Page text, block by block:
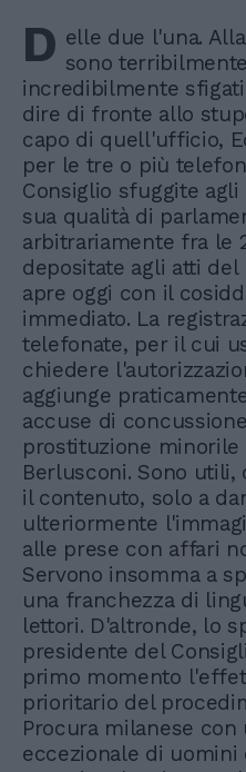
D elle due l'una.
sono
incredibilmente
dire di fronte allo
capo di quell'ufficio,
per le tre o più
Consiglio sfuggite
sua qualità di
arbitrariamente fra le
depositate agli atti del
apre oggi con il
immediato. La
telefonate, per il cui
chiedere
aggiunge
accuse di
prostituzione minorile
Berlusconi. Sono utili,
il contenuto, solo a
ulteriormente
alle prese con affari
Servono insomma a
una franchezza di
lettori. D'altronde, lo
presidente del
primo momento
prioritario del
Procura milanese con
eccezionale di uomini